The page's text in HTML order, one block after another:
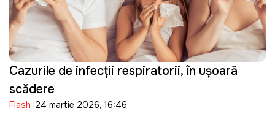
Cazurile de infecții respiratorii, în ușoară
scădere
Flash 24 martie 2026, 16:46